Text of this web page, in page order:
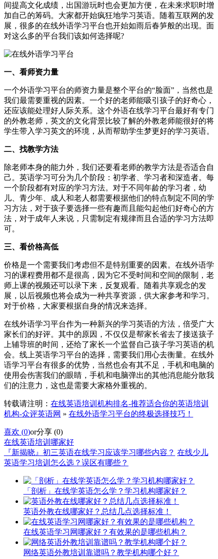
间提高文化成绩，出国游玩时也会更加方便，在未来求职时增
加自己的筹码。大家都开始疯狂地学习英语。随着互联网的发
展，很多的在线外语学习平台也开始如雨后春笋般的出现。面
对这么多的平台我们该如何选择呢?
一、看师资力量
一个外语学习平台的师资力量是整个平台的“脸面”，当然也是
我们最需要重视的因素。一个好的老师能吸引孩子的好奇心，
还应该能处理好人际关系。这个外语在线学习平台最好有专门
的外教老师，英文的文化背景比较了解的外教老师能很好的将
学生带入学习英文的环境，从而帮助学生梦更好的学习英语。
二、找教学方法
除老师本身的能力外，我们还要看老师的教学方法是否适合自
己。英语学习可分为几个阶段：初学者、学习者和深造者。每
一个阶段都有对应的学习方法。对于不同年龄的学习者，幼
儿、青少年、成人和老人都需要根据他们的特点制定不同的学
习方法，对于孩子要选择一些有趣而且能勾起他们好奇心的方
法，对于成年人来说，只需制定有规律而且合适的学习方法即
可。
三、看价格高低
价格是一个需要我们考虑但不是特别重要的因素。在线外语学
习的课程费用都不是很高，因为它不受时间和空间的限制，老
师上课的视频还可以录下来，反复观看。随着共享观念的发
展，以后视频也将会成为一种共享资源，供大家参考和学习。
对于价格，大家要根据自身的情况来选择。
在线外语学习平台作为一种新兴的学习英语的方法，倍受广大
家长们的好评。其中的原因，不仅仅是帮家长省去了接送孩子
上辅导班的时间，还给了家长一个监督自己孩子学习英语的机
会。线上英语学习平台的选择，需要我们用心去衡量。在线外
语学习平台有很多的优势，当然也会有其不足，手机和电脑的
使用会伤害我们的眼睛，手机和电脑弹出的其他消息能分散我
们的注意力，这也是需要大家格外重视的。
转载请注明： 在线英语培训机构排名-推荐适合你的英语培训
机构-众评英语网 » 在线外语学习平台的终极选择技巧！
喜欢 (0)or分享 (0)
在线英语培训哪家好
『新揭晓』初三英语在线学习应该学习哪些内容？ 在线少儿
英语学习培训怎么选？误区有哪些？
「剖析」在线学英语怎么学？学习机构哪家好？
英语外教在线哪家好？总结几点选择标准！
在线英语学习网哪家好？有效果的是哪些机构？
网络英语外教培训靠谱吗？教学机构哪个好？